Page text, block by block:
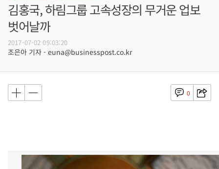
김홍국, 하림그룹 고속성장의 무거운 업보
벗어날까
2017-07-02 09:03:20
조은아 기자 - euna@businesspost.co.kr
0